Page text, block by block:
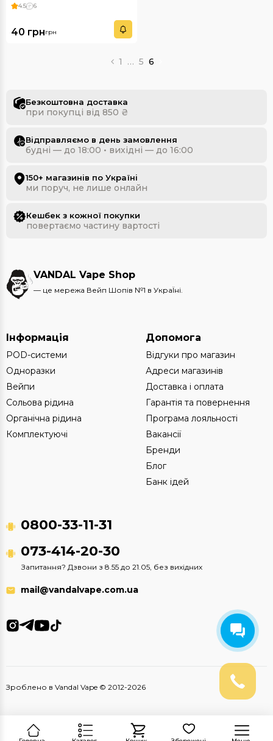
4.5 6
40 грнгрн
1 … 5 6
Безкоштовна доставка
при покупці від 850 ₴
Відправляємо в день замовлення
будні — до 18:00 • вихідні — до 16:00
150+ магазинів по Україні
ми поруч, не лише онлайн
Кешбек з кожної покупки
повертаємо частину вартості
VANDAL Vape Shop
— це мережа Вейп Шопів №1 в УкраЇні.
Інформація
POD-системи
Одноразки
Вейпи
Сольова рідина
Органічна рідина
Комплектуючі
Допомога
Відгуки про магазин
Адреси магазинів
Доставка і оплата
Гарантія та повернення
Програма лояльності
Вакансії
Бренди
Блог
Банк ідей
0800-33-11-31
073-414-20-30
Запитання? Дзвони з 8.55 до 21.05, без вихідних
mail@vandalvape.com.ua
Зроблено в Vandal Vape © 2012-2026